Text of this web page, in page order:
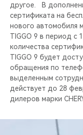
другое. В
сертификата на
нового автомобиля
TIGGO 9 в период с
количества
TIGGO 9 будет
обращения по
выделенным
действует до 28
дилеров марки